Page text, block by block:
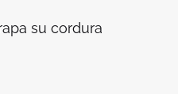
su cordura